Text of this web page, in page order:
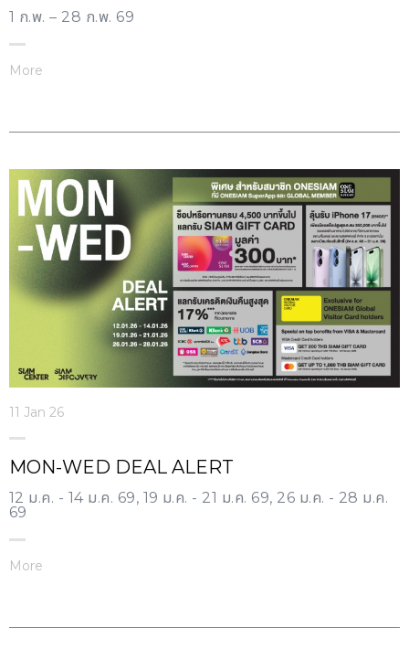
1 ก.พ. – 28 ก.พ. 69
More
11 Jan 26
MON-WED DEAL ALERT
12 ม.ค. - 14 ม.ค. 69, 19 ม.ค. - 21 ม.ค. 69, 26 ม.ค. - 28 ม.ค.
69
More